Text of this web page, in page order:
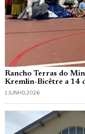
Rancho Terras do
Kremlin-Bicêtre a 14
1 JUNHO, 2026